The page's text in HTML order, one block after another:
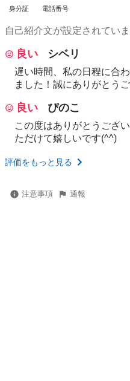
身分証 電話番号
自己紹介文が設定されてい
良い シベリ
遅い時間、私の日程に合
ました！誠にありがとう
良い ぴのこ
この度はありがとうござ
ただけて嬉しいです(^^)
評価をもっと見る
注意事項 通報